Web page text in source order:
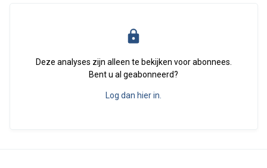
Deze analyses zijn alleen te bekijken voor abonnees.
Bent u al geabonneerd?
Log dan hier in.